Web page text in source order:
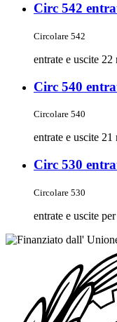
Circ 542
Circolare 542
entrate e uscite 22
Circ 540
Circolare 540
entrate e uscite 21
Circ 530
Circolare 530
entrate e uscite